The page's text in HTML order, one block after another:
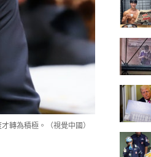
轉為積極。（視覺中國）